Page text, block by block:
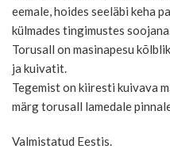
eemale, hoides seeläbi keha
külmades tingimustes
Torusall on masinapesu
ja kuivatit.
Tegemist on kiiresti kuivava
märg torusall lamedale
Valmistatud Eestis.